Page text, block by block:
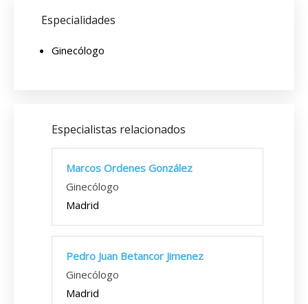
Especialidades
Ginecólogo
Especialistas relacionados
Marcos Ordenes González
Ginecólogo
Madrid
Pedro Juan Betancor Jimenez
Ginecólogo
Madrid